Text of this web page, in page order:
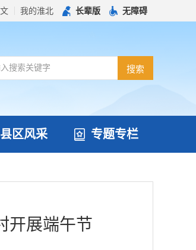
我的淮北 长辈版 无障碍
县区风采 专题专栏
开展端午节